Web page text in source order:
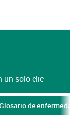
un solo clic
Glosario de